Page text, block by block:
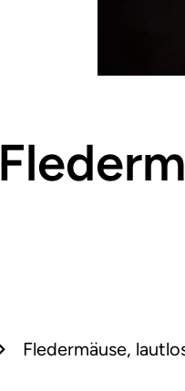
Fledermäuse,